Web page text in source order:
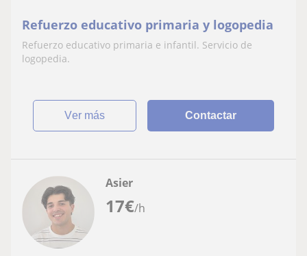
Refuerzo educativo primaria y logopedia
Refuerzo educativo primaria e infantil. Servicio de
logopedia.
ver más Contactar
17€/h
Asier